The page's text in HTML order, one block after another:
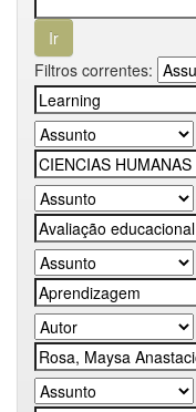
Filtros correntes: